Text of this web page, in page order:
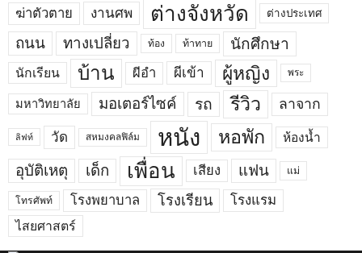
ฆ่าตัวตาย
งานศพ ต่างจังหวัด ต่างประเทศ
ถนน ทางเปลี่ยว ท้อง ท้าทาย นักศึกษา
นักเรียน บ้าน ผีอำ ผีเข้า ผู้หญิง พระ
มหาวิทยาลัย มอเตอร์ไซค์ รถ รีวิว ลาจาก
ลิฟท์ วัด สหมงคลฟิล์ม หนัง หอพัก ห้องน้ำ
อุบัติเหตุ เด็ก เพื่อน เสียง แฟน แม่
โทรศัพท์ โรงพยาบาล โรงเรียน โรงแรม
ไสยศาสตร์